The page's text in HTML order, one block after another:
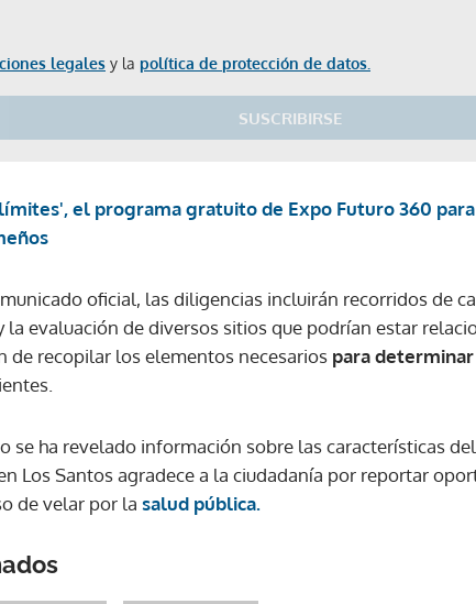
legales y la política de protección de datos.
SUSCRIBIRSE
ACEPTAR
el programa gratuito de Expo Futuro 360
oficial, las diligencias incluirán recorridos de
la evaluación de diversos sitios que podrían estar
de recopilar los elementos necesarios para determinar
se ha revelado información sobre las características
Los Santos agradece a la ciudadanía por reportar
de velar por la salud pública.